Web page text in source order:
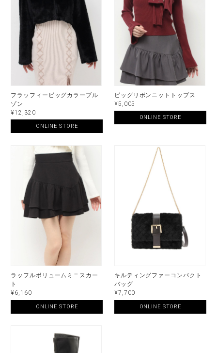
フラッフィービッグカラーブル
ゾン
¥12,320
ONLINE STORE
ビッグリボンニットトップス
¥5,005
ONLINE STORE
ラッフルボリュームミニスカー
ト
¥6,160
ONLINE STORE
キルティングファーコンパクト
バッグ
¥7,700
ONLINE STORE